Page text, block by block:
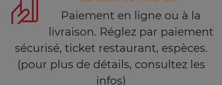
Paiement en ligne ou à la
livraison. Réglez par paiement
sécurisé, ticket restaurant, espèces.
(pour plus de détails, consultez les
infos)